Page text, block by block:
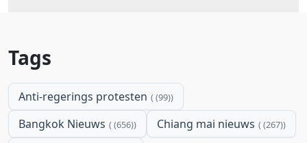
Tags
Anti-regerings protesten (99)
Bangkok Nieuws (656) Chiang mai nieuws (267)